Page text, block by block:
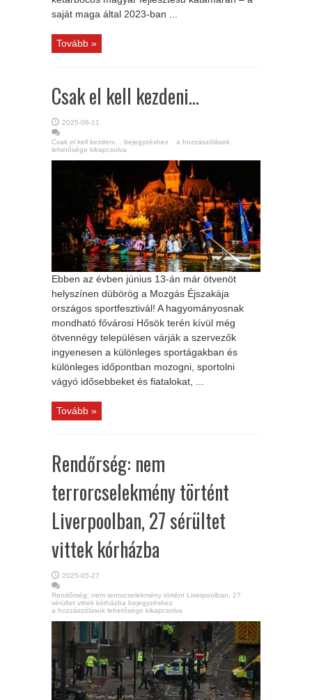
saját maga által 2023-ban ...
Tovább »
Csak el kell kezdeni…
2025-06-11
Csak el kell kezdeni… bejegyzéshez
a hozzászólások
lehetősége kikapcsolva
Ebben az évben június 13-án már ötvenöt
helyszínen dübörög a Mozgás Éjszakája
országos sportfesztivál! A hagyományosnak
mondható fővárosi Hősök terén kívül még
ötvennégy településen várják a szervezők
ingyenesen a különleges sportágakban és
különleges időpontban mozogni, sportolni
vágyó idősebbeket és fiatalokat, ...
Tovább »
Rendőrség: nem
terrorcselekmény történt
Liverpoolban, 27 sérültet
vittek kórházba
2025-05-27
Rendőrség: nem terrorcselekmény történt Liverpoolban, 27
sérültet vittek kórházba bejegyzéshez
a hozzászólások lehetősége kikapcsolva